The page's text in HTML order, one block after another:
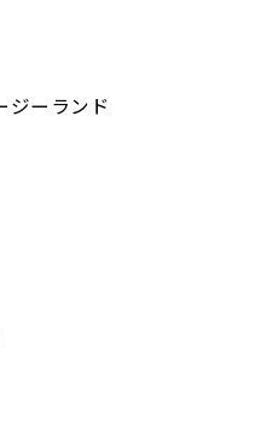
ジーランド